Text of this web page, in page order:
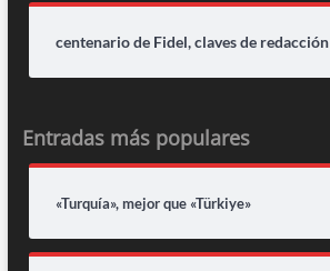
centenario de Fidel, claves de redacción
Entradas más populares
«Turquía», mejor que «Türkiye»